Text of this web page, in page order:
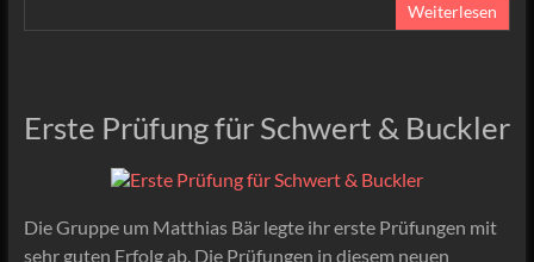
Weiterlesen
Erste Prüfung für Schwert & Buckler
Die Gruppe um Matthias Bär legte ihr erste Prüfungen mit
sehr guten Erfolg ab. Die Prüfungen in diesem neuen